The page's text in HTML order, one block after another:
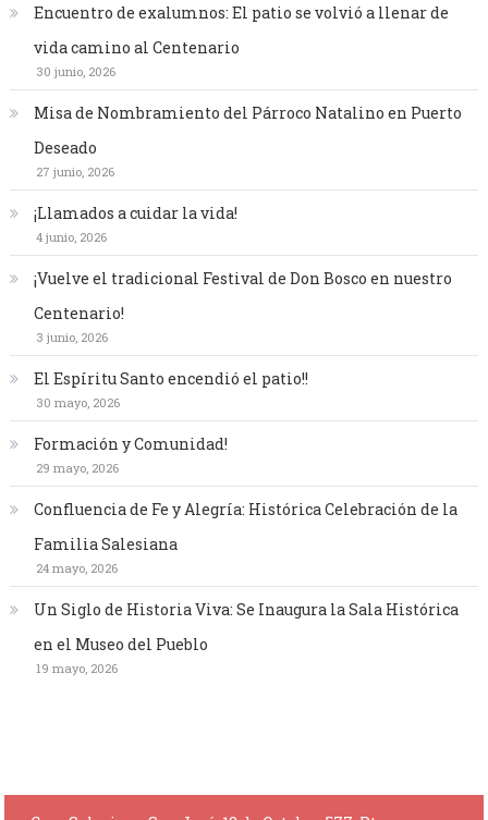
Encuentro de exalumnos: El patio se volvió a llenar de
vida camino al Centenario
30 junio, 2026
Misa de Nombramiento del Párroco Natalino en Puerto
Deseado
27 junio, 2026
¡Llamados a cuidar la vida!
4 junio, 2026
¡Vuelve el tradicional Festival de Don Bosco en nuestro
Centenario!
3 junio, 2026
El Espíritu Santo encendió el patio!!
30 mayo, 2026
Formación y Comunidad!
29 mayo, 2026
Confluencia de Fe y Alegría: Histórica Celebración de la
Familia Salesiana
24 mayo, 2026
Un Siglo de Historia Viva: Se Inaugura la Sala Histórica
en el Museo del Pueblo
19 mayo, 2026